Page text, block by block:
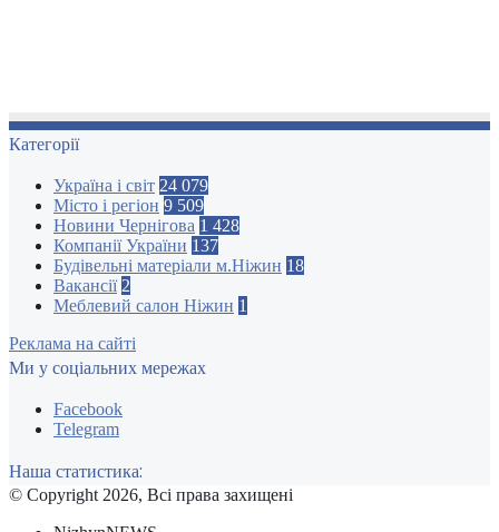
Категорії
Україна і світ 24 079
Місто і регіон 9 509
Новини Чернігова 1 428
Компанії України 137
Будівельні матеріали м.Ніжин 18
Вакансії 2
Меблевий салон Ніжин 1
Реклама на сайті
Ми у соціальних мережах
Facebook
Telegram
Наша статистика:
© Copyright 2026, Всі права захищені